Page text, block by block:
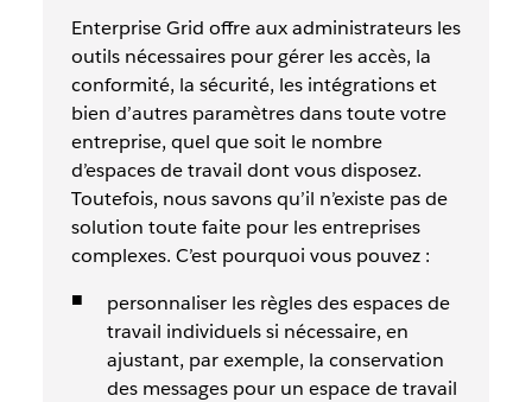
Enterprise Grid offre aux administrateurs les
outils nécessaires pour gérer les accès, la
conformité, la sécurité, les intégrations et
bien d’autres paramètres dans toute votre
entreprise, quel que soit le nombre
d’espaces de travail dont vous disposez.
Toutefois, nous savons qu’il n’existe pas de
solution toute faite pour les entreprises
complexes. C’est pourquoi vous pouvez :
personnaliser les règles des espaces de
travail individuels si nécessaire, en
ajustant, par exemple, la conservation
des messages pour un espace de travail